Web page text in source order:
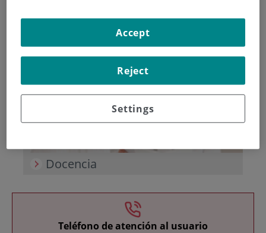
Investigación
Docencia
Teléfono de atención al usuario
Settings
Reject
Accept